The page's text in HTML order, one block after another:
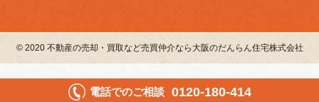
電話でのご相談 0120-180-414
© 2020 不動産の売却・買取など売買仲介なら大阪のだんらん住宅株式会社